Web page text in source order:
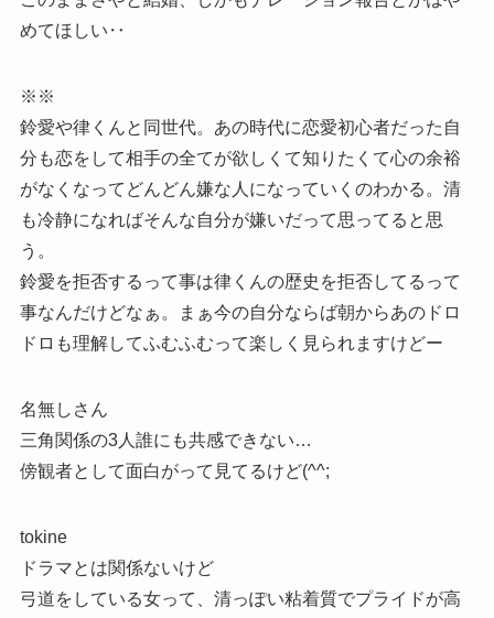
めてほしい‥
※※
鈴愛や律くんと同世代。あの時代に恋愛初心者だった自
分も恋をして相手の全てが欲しくて知りたくて心の余裕
がなくなってどんどん嫌な人になっていくのわかる。清
も冷静になればそんな自分が嫌いだって思ってると思
う。
鈴愛を拒否するって事は律くんの歴史を拒否してるって
事なんだけどなぁ。まぁ今の自分ならば朝からあのドロ
ドロも理解してふむふむって楽しく見られますけどー
名無しさん
三角関係の3人誰にも共感できない…
傍観者として面白がって見てるけど(^^;
tokine
ドラマとは関係ないけど
弓道をしている女って、清っぽい粘着質でプライドが高